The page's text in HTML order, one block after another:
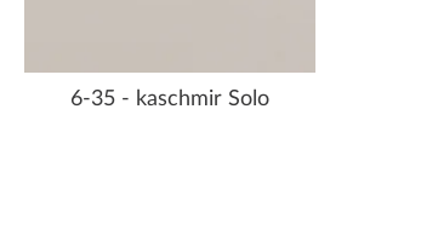
6-35 - kaschmir Solo